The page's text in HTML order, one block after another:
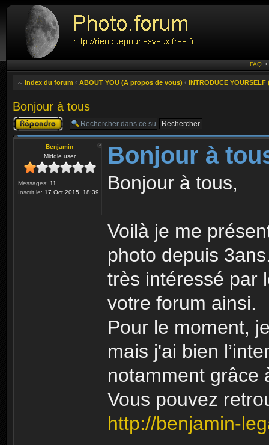
FAQ
Index du forum ‹ ABOUT YOU (A propos de vous) ‹ INTRODUCE
Bonjour à tous
Publier une
réponse
Benjamin
Middle user
Messages: 11
Inscrit le: 17 Oct 2015, 18:39
Bonjour à
Bonjour à tous,
Voilà je me
photo depuis
très intéressé par
votre forum ainsi.
Pour le moment,
mais j'ai bien
notamment grâce
Vous pouvez
http://benjamin-